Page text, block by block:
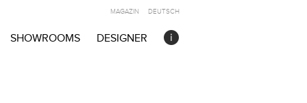
SHOWROOMS DESIGNER
MAGAZIN DEUTSCH